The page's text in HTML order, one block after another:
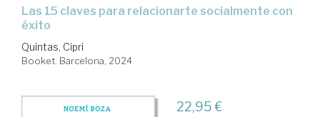
las 15 claves para relacionarte socialmente con
éxito
Quintas, Cipri
Booket. Barcelona, 2024
22,95 €